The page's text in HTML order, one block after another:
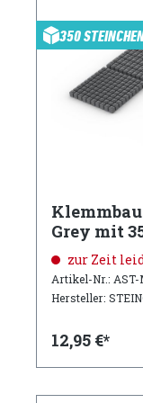
350
Grey mit
zur Zeit
Artikel-Nr.: AST-
Hersteller:
12,95 €*